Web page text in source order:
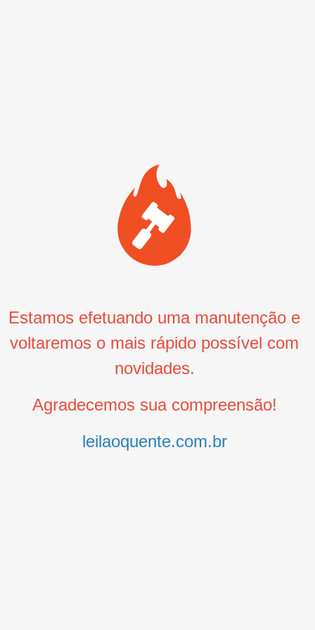
Estamos efetuando uma manutenção e
voltaremos o mais rápido possível com
novidades.
Agradecemos sua compreensão!
leilaoquente.com.br